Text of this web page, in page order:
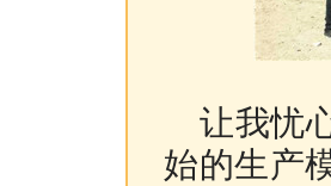
让我忧
始的生产